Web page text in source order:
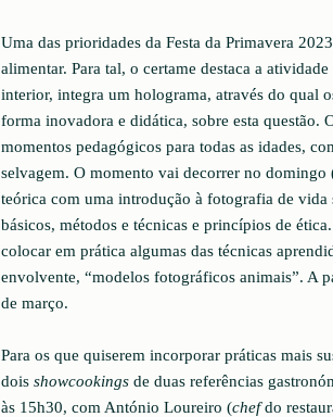
Uma das prioridades da Festa da Primavera
alimentar. Para tal, o certame destaca a
interior, integra um holograma, através do qual
forma inovadora e didática, sobre esta questão.
momentos pedagógicos para todas as idades,
selvagem. O momento vai decorrer no domingo
teórica com uma introdução à fotografia de vida
básicos, métodos e técnicas e princípios de
colocar em prática algumas das técnicas
envolvente, “modelos fotográficos animais”. A
de março.
Para os que quiserem incorporar práticas mais
dois showcookings de duas referências
às 15h30, com António Loureiro (chefdo